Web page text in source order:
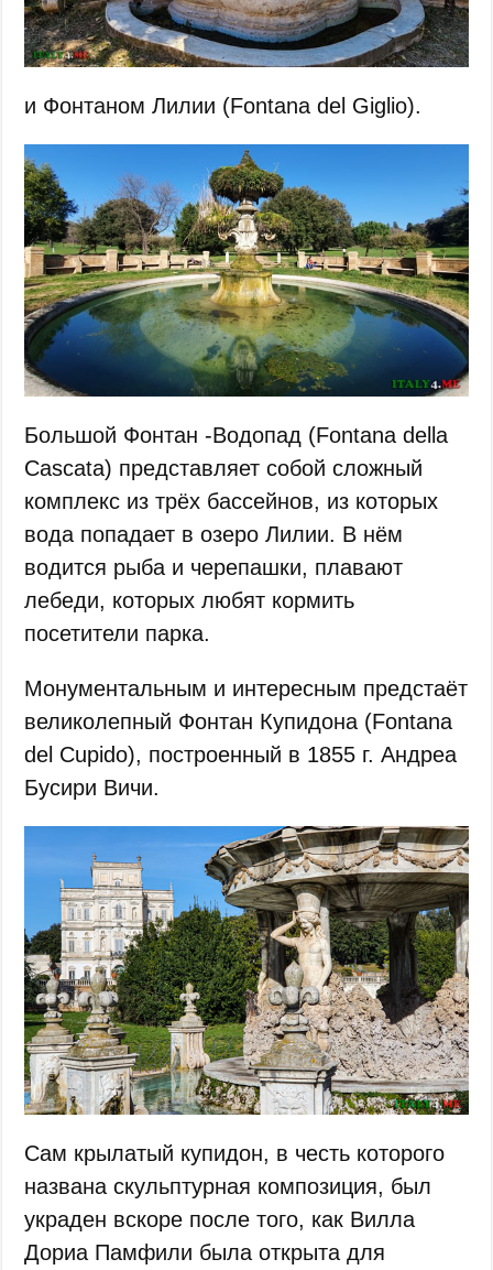
и Фонтаном Лилии (Fontana del Giglio).
Большой Фонтан -Водопад (Fontana della
Cascata) представляет собой сложный
комплекс из трёх бассейнов, из которых
вода попадает в озеро Лилии. В нём
водится рыба и черепашки, плавают
лебеди, которых любят кормить
посетители парка.
Монументальным и интересным предстаёт
великолепный Фонтан Купидона (Fontana
del Cupido), построенный в 1855 г. Андреа
Бусири Вичи.
Сам крылатый купидон, в честь которого
названа скульптурная композиция, был
украден вскоре после того, как Вилла
Дориа Памфили была открыта для